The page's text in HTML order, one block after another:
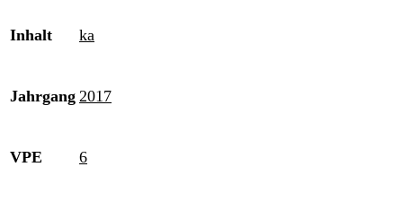
Inhalt ka
Jahrgang 2017
VPE 6